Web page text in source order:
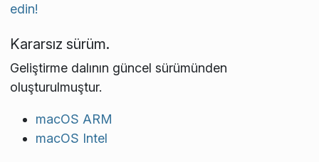
edin!
Kararsız sürüm.
Geliştirme dalının güncel sürümünden
oluşturulmuştur.
macOS ARM
macOS Intel